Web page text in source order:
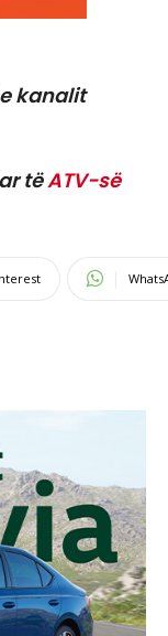
kanalit
tëATV-së